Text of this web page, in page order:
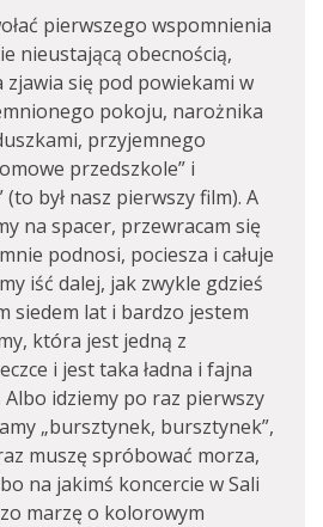
pierwszego wspomnienia
nieustającą obecnością,
zjawia się pod powiekami w
pokoju, narożnika
przyjemnego
przedszkole” i
był nasz pierwszy film). A
na spacer, przewracam się
podnosi, pociesza i całuje
iść dalej, jak zwykle gdzieś
siedem lat i bardzo jestem
która jest jedną z
i jest taka ładna i fajna
idziemy po raz pierwszy
„bursztynek, bursztynek”,
muszę spróbować morza,
na jakimś koncercie w Sali
marzę o kolorowym